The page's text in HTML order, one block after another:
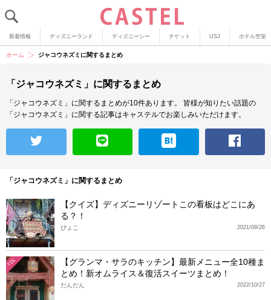
新着情報 ディズニーランド ディズニーシー チケット USJ ホテル空室
ホーム ジャコウネズミに関するまとめ
「ジャコウネズミ」に関するまとめ
「ジャコウネズミ」に関するまとめが10件あります。
皆様が知りたい話題の
「ジャコウネズミ」に関する記事はキャステルでお楽しみいただけます。
「ジャコウネズミ」に関するまとめ
【クイズ】ディズニーリゾートこの看板はどこにあ
る？！
2021/09/26
ぴょこ
TDL
【グランマ・サラのキッチン】最新メニュー全10種ま
とめ！新オムライス＆復活スイーツまとめ！
2022/10/27
だんだん